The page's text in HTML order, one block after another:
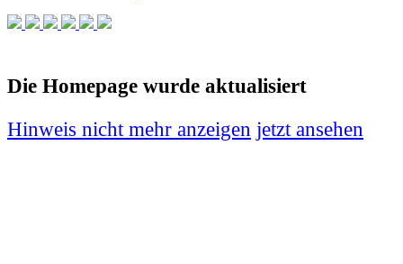
Die Homepage wurde aktualisiert
Hinweis nicht mehr anzeigen jetzt ansehen